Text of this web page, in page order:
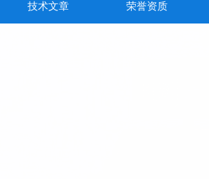
技术文章 荣誉资质